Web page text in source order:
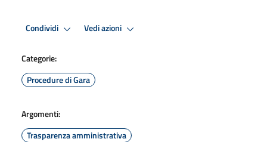
Condividi Vedi azioni
Categorie:
Procedure di Gara
Argomenti:
Trasparenza amministrativa